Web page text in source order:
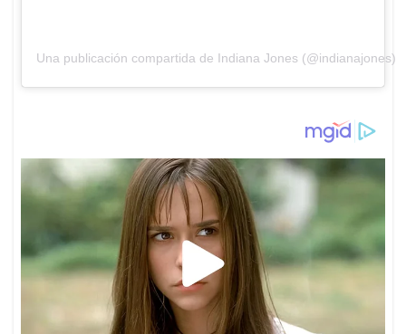
Una publicación compartida de Indiana Jones (@indianajones)